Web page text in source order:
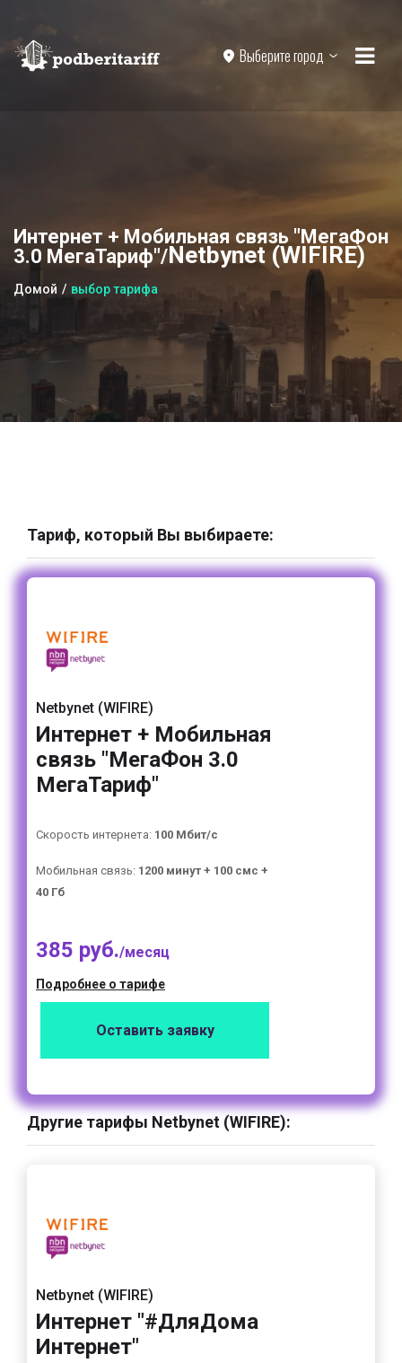
Выберите город
Интернет + Мобильная связь "МегаФон
3.0 МегаТариф"/Netbynet (WIFIRE)
Домой выбор тарифа
Тариф, который Вы выбираете:
Netbynet (WIFIRE)
Интернет + Мобильная
связь "МегаФон 3.0
МегаТариф"
Скорость интернета: 100 Мбит/с
Мобильная связь: 1200 минут + 100 смс +
40 Гб
385 руб./месяц
Подробнее о тарифе
Оставить заявку
Другие тарифы Netbynet (WIFIRE):
Netbynet (WIFIRE)
Интернет "#ДляДома
Интернет"